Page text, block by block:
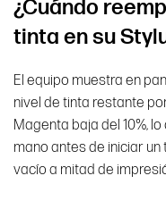
¿Cuándo
tinta en su
El equipo muestra en
nivel de tinta restante
Magenta baja del 10%,
mano antes de iniciar
vacío a mitad de